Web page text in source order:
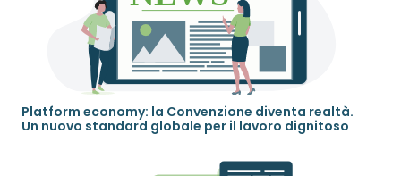
Platform economy: la Convenzione diventa realtà.
Un nuovo standard globale per il lavoro dignitoso